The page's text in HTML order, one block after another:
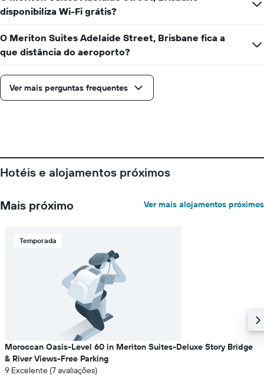
número
de
dias
antes
da
estadia
numa
abcissa
O
médio
de
um
numa
ordenada
disponibiliza Wi-Fi grátis?
O Meriton Suites Adelaide Street, Brisbane fica a
que distância do aeroporto?
Ver mais perguntas frequentes
Hotéis e alojamentos próximos
Mais próximo Ver mais alojamentos próximos
Temporada
Moroccan Oasis-Level 60 in Meriton Suites-Deluxe Story Bridge
& River Views-Free Parking
9 Excelente (7 avaliações)